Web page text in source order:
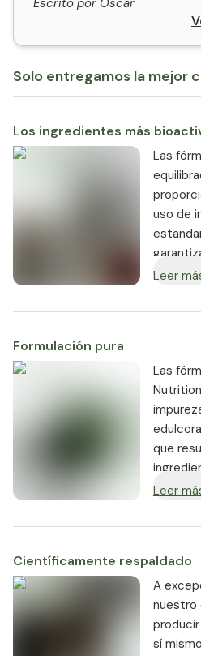
Solo entregamos la mejor
Los ingredientes más
Las
uso de
Leer
Formulación pura
Las
que
Leer
Científicamente respaldado
A
nuestro
sí